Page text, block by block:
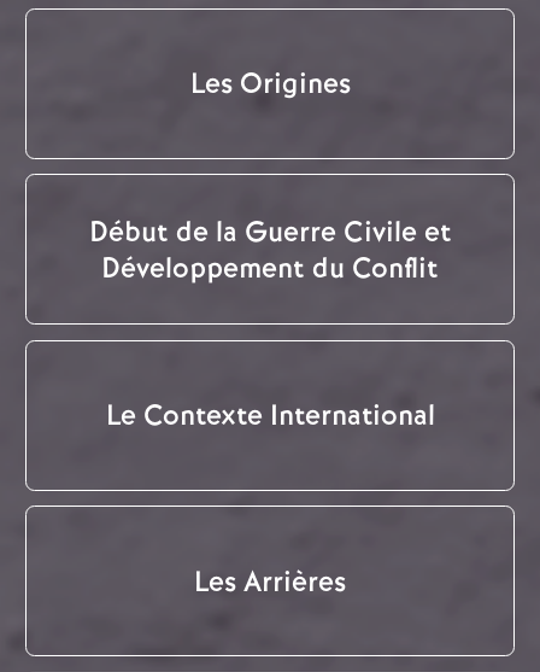
Les Origines
Début de la Guerre Civile et
Développement du Conflit
Le Contexte International
Les Arrières